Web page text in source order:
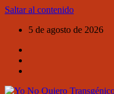
Saltar al contenido
5 de agosto de 2026